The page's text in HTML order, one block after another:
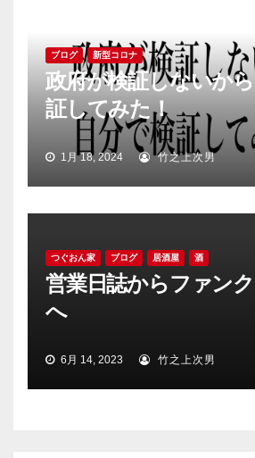
ブログ 新型コロナ
政府が検証しないか
証してみた！
1月 18, 2024 竹之上次男
つぐおん家 ブログ 居酒屋 酒
営業日誌からファン
へ
6月 14, 2023 竹之上次男